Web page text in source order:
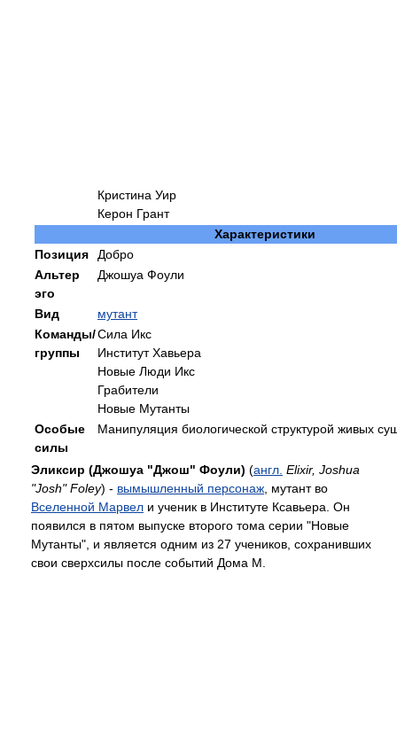
Кристина Уир
Керон Грант
Характеристики
Позиция
Добро
Альтер
эго
Джошуа Фоули
Вид
мутант
Команды/
группы
Сила Икс
Институт Хавьера
Новые Люди Икс
Грабители
Новые Мутанты
Особые
силы
Манипуляция биологической структурой живых
Эликсир (Джошуа "Джош" Фоули) (англ. Elixir, Joshua
"Josh" Foley) - вымышленный персонаж , мутант во
Вселенной Марвел и ученик в Институте Ксавьера. Он
появился в пятом выпуске второго тома серии "Новые
Мутанты", и является одним из 27 учеников, сохранивших
свои сверхсилы после событий Дома М.